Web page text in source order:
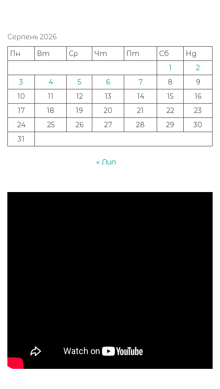
Серпень 2026
Пн
Вт Ср Чт Пт Сб
Нд
1
2
3
4 5 6 7 8
9
10
11 12 13 14 15
16
17
18 19 20 21 22
23
24
25 26 27 28 29
30
31
« Лип